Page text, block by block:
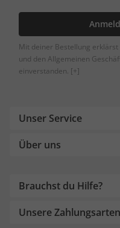
Mit deiner Bestellung
und den Allgemeinen
einverstanden. [+]
Unser Service
Über uns
Brauchst du Hilfe?
Unsere Zahlungsarten